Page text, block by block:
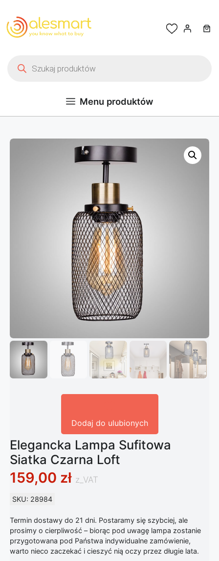
Menu produktów
Dodaj do ulubionych
Elegancka Lampa Sufitowa
Siatka Czarna Loft
159,00 zł z_VAT
SKU: 28984
Termin dostawy do 21 dni. Postaramy się szybciej, ale
prosimy o cierpliwość – biorąc pod uwagę lampa zostanie
przygotowana pod Państwa indywidualne zamówienie,
warto nieco zaczekać i cieszyć nią oczy przez długie lata.